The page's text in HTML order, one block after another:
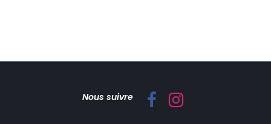
Nous suivre